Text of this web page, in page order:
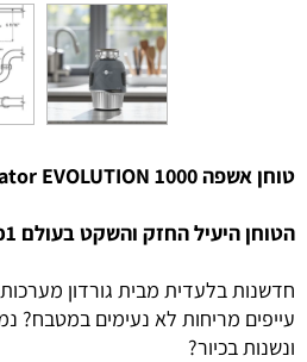
טוחן אשפה InSinkErator EVOLUTION 1000
הטוחן היעיל החזק והשקט בעולם 1כ"ס
חדשנות בלעדית מבית גורדון
עייפים מריחות לא נעימים במטבח?
ונשנות בכיור?